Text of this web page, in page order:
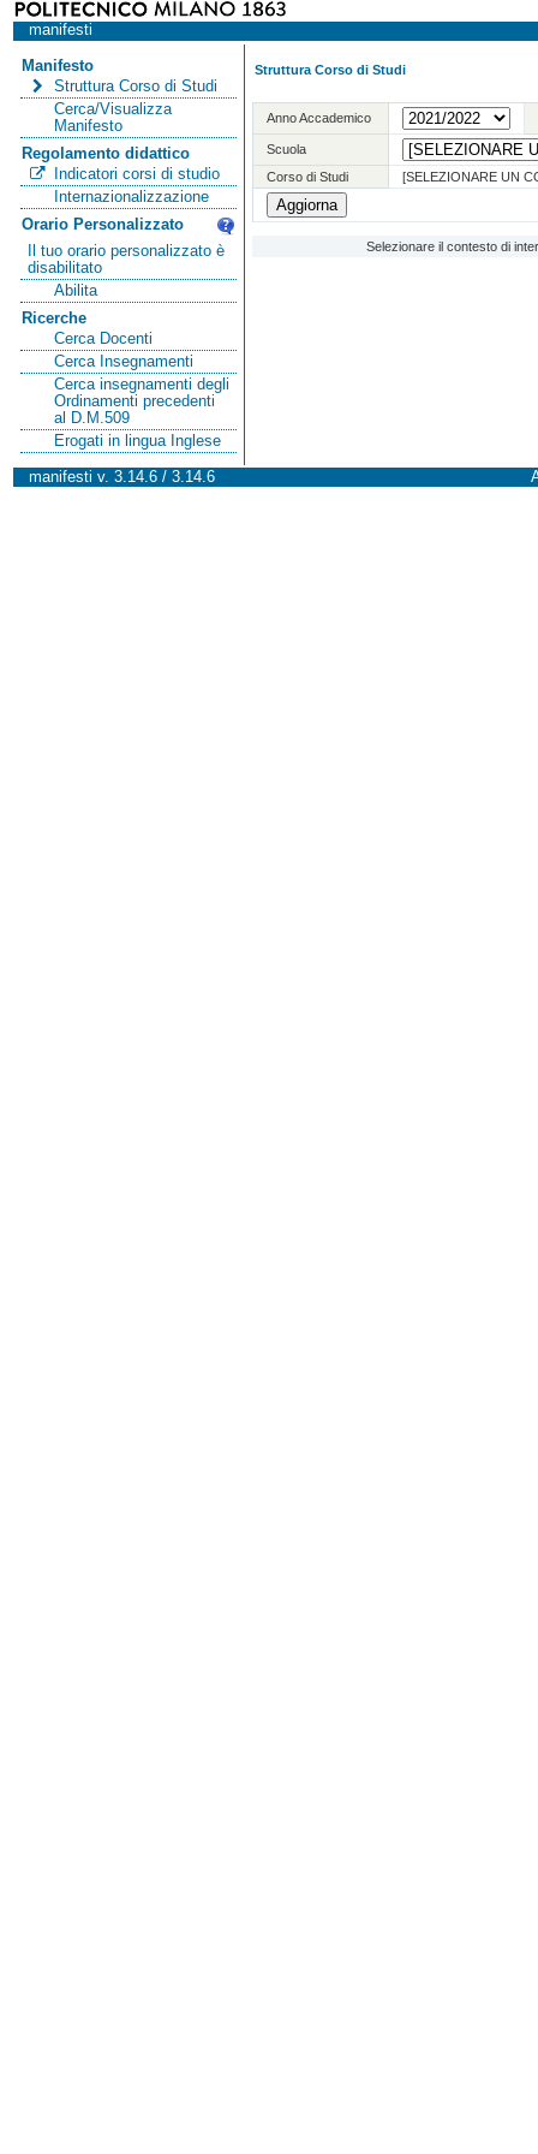
manifesti
Manifesto
Struttura Corso di Studi
Cerca/Visualizza
Manifesto
Regolamento didattico
Indicatori corsi di studio
Internazionalizzazione
Orario Personalizzato
Il tuo orario personalizzato è
disabilitato
Abilita
Ricerche
Cerca Docenti
Cerca Insegnamenti
Cerca insegnamenti degli
Ordinamenti precedenti
al D.M.509
Erogati in lingua Inglese
Struttura Corso di Studi
Anno Accademico
Scuola
Corso di Studi
[SELEZIONARE UN
Selezionare il contesto di
manifesti v. 3.14.6 / 3.14.6